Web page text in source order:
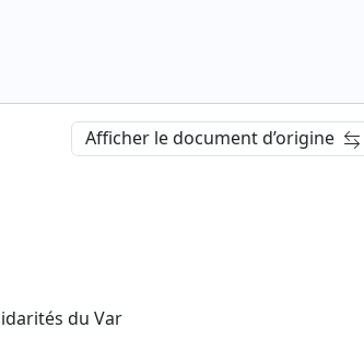
Afficher le document d’origine
du Var